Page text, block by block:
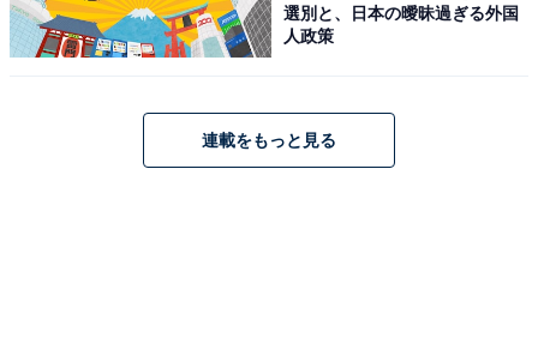
選別と、日本の曖昧過ぎる外国
人政策
連載をもっと見る